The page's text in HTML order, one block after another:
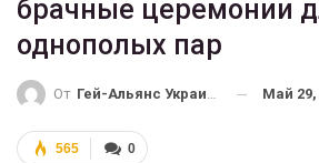
брачные церемонии
однополых пар
От Гей-Альянс Украина Май 29,
0
565